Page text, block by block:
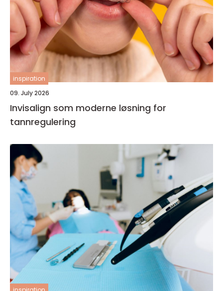
inspiration
09. July 2026
Invisalign som moderne løsning for
tannregulering